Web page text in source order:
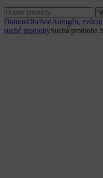
Hľadať:
DomovObchodAutogén,
suché predlohySuchá predloha